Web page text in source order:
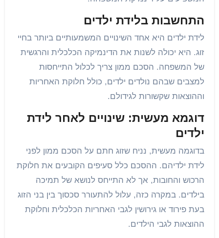
התחשבות בלידת ילדים
לידת ילדים היא אחד השינויים המשמעותיים ביותר בחיי
זוג. היא יכולה לשנות את הדינמיקה הכלכלית והרגשית
של המשפחה. הסכם ממון צריך לכלול התייחסות
למצבים שבהם נולדים ילדים, כולל חלוקת האחריות
וההוצאות שקשורות לגידולם.
דוגמא מעשית: שינויים לאחר לידת
ילדים
בדוגמה מעשית, נניח שזוג חתם על הסכם ממון לפני
לידת ילדיהם. ההסכם כלל סעיפים הקובעים את חלוקת
הרכוש והחובות, אך לא התייחס לנושא של תמיכה
בילדים. במקרה כזה, עלול להתעורר סכסוך בין בני הזוג
בעת פירוד או גירושין לגבי האחריות הכלכלית וחלוקת
ההוצאות לגבי הילדים.